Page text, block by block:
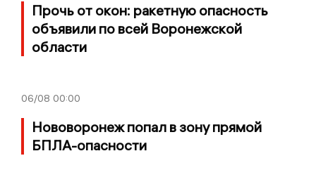
Прочь от окон: ракетную опасность
объявили по всей Воронежской
области
06/08 00:00
Нововоронеж попал в зону прямой
БПЛА-опасности